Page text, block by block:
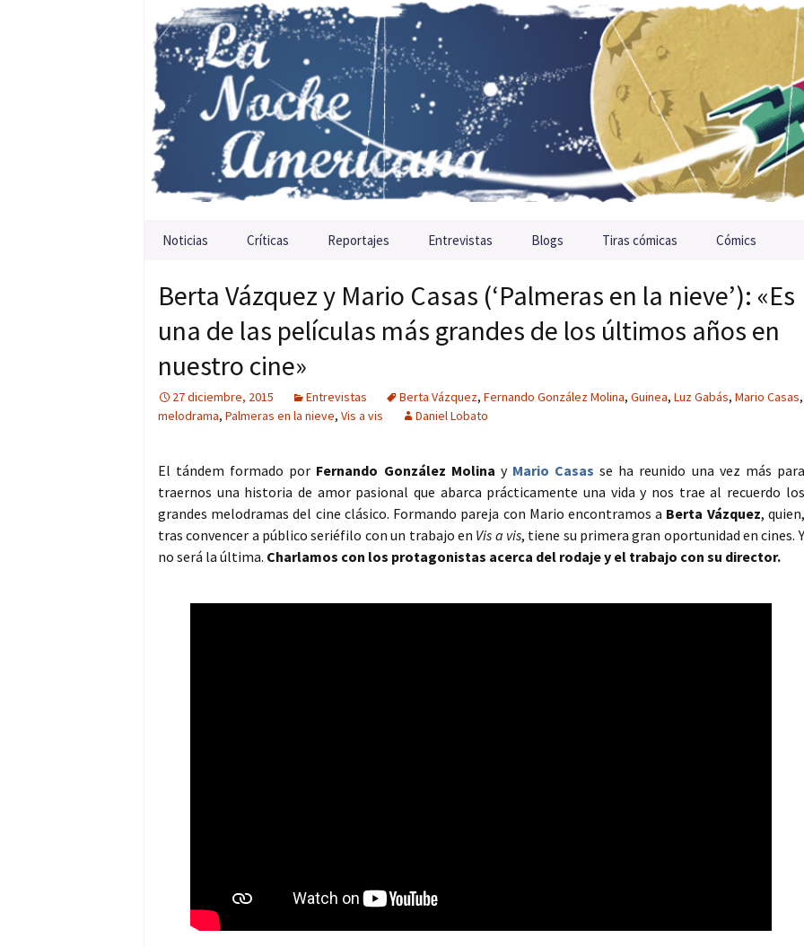
Saltar al contenido
Noticias Críticas Reportajes Entrevistas Blogs Tiras cómicas Cómics
Berta Vázquez y Mario Casas (‘Palmeras en la nieve’): «Es
una de las películas más grandes de los últimos años en
nuestro cine»
27 diciembre, 2015 Entrevistas Berta Vázquez, Fernando González Molina, Guinea, Luz Gabás, Mario Casas,
melodrama, Palmeras en la nieve, Vis a vis Daniel Lobato
El tándem formado por Fernando González Molina y Mario Casas se ha reunido una vez más para
traernos una historia de amor pasional que abarca prácticamente una vida y nos trae al recuerdo los
grandes melodramas del cine clásico. Formando pareja con Mario encontramos a Berta Vázquez, quien,
tras convencer a público seriéfilo con un trabajo en Vis a vis, tiene su primera gran oportunidad en cines. Y
no será la última. Charlamos con los protagonistas acerca del rodaje y el trabajo con su director.